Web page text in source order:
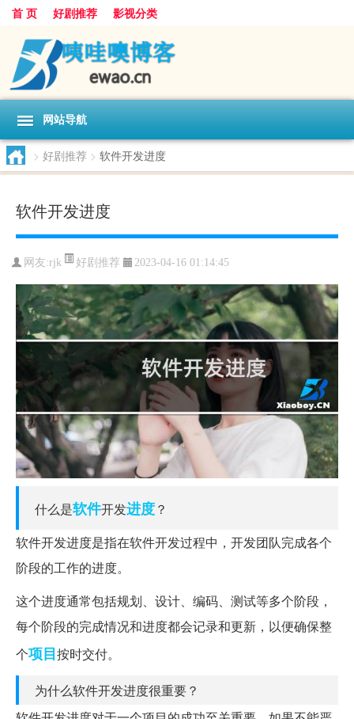
首 页 好剧推荐 影视分类
网站导航
> 好剧推荐 > 软件开发进度
软件开发进度
网友:rjk 好剧推荐 2023-04-16 01:14:45
什么是软件开发进度？
软件开发进度是指在软件开发过程中，开发团队完成各个
阶段的工作的进度。
这个进度通常包括规划、设计、编码、测试等多个阶段，
每个阶段的完成情况和进度都会记录和更新，以便确保整
个项目按时交付。
为什么软件开发进度很重要？